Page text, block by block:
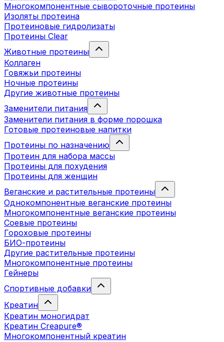
Многокомпонентные сывороточные протеины
Изоляты протеина
Протеиновые гидролизаты
Протеины Clear
Животные протеины
Коллаген
Говяжьи протеины
Ночные протеины
Другие животные протеины
Заменители питания
Заменители питания в форме порошка
Готовые протеиновые напитки
Протеины по назначению
Протеин для набора массы
Протеины для похудения
Протеины для женщин
Веганские и растительные протеины
Однокомпонентные веганские протеины
Многокомпонентные веганские протеины
Соевые протеины
Гороховые протеины
БИО-протеины
Другие растительные протеины
Многокомпонентные протеины
Гейнеры
Спортивные добавки
Креатин
Креатин моногидрат
Креатин Creapure®
Многокомпонентный креатин